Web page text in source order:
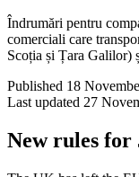
Îndrumări pentru
comerciali care
Scoția și Țara Galilor)
Published 18
Last updated 27
New rules for